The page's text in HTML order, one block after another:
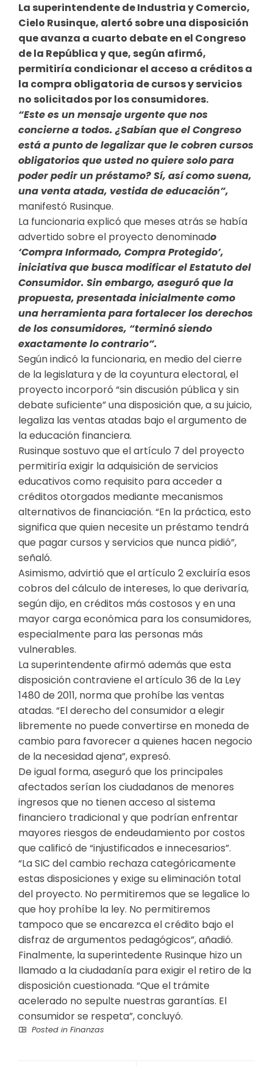
La superintendente de Industria y Comercio,
Cielo Rusinque, alertó sobre una disposición
que avanza a cuarto debate en el Congreso
de la República y que, según afirmó,
permitiría condicionar el acceso a créditos a
la compra obligatoria de cursos y servicios
no solicitados por los consumidores.
“Este es un mensaje urgente que nos
concierne a todos. ¿Sabían que el Congreso
está a punto de legalizar que le cobren cursos
obligatorios que usted no quiere solo para
poder pedir un préstamo? Sí, así como suena,
una venta atada, vestida de educación”,
manifestó Rusinque.
La funcionaria explicó que meses atrás se había
advertido sobre el proyecto denominado
‘Compra Informado, Compra Protegido’,
iniciativa que busca modificar el Estatuto del
Consumidor. Sin embargo, aseguró que la
propuesta, presentada inicialmente como
una herramienta para fortalecer los derechos
de los consumidores, “terminó siendo
exactamente lo contrario”.
Según indicó la funcionaria, en medio del cierre
de la legislatura y de la coyuntura electoral, el
proyecto incorporó “sin discusión pública y sin
debate suficiente” una disposición que, a su juicio,
legaliza las ventas atadas bajo el argumento de
la educación financiera.
Rusinque sostuvo que el artículo 7 del proyecto
permitiría exigir la adquisición de servicios
educativos como requisito para acceder a
créditos otorgados mediante mecanismos
alternativos de financiación. “En la práctica, esto
significa que quien necesite un préstamo tendrá
que pagar cursos y servicios que nunca pidió”,
señaló.
Asimismo, advirtió que el artículo 2 excluiría esos
cobros del cálculo de intereses, lo que derivaría,
según dijo, en créditos más costosos y en una
mayor carga económica para los consumidores,
especialmente para las personas más
vulnerables.
La superintendente afirmó además que esta
disposición contraviene el artículo 36 de la Ley
1480 de 2011, norma que prohíbe las ventas
atadas. “El derecho del consumidor a elegir
libremente no puede convertirse en moneda de
cambio para favorecer a quienes hacen negocio
de la necesidad ajena”, expresó.
De igual forma, aseguró que los principales
afectados serían los ciudadanos de menores
ingresos que no tienen acceso al sistema
financiero tradicional y que podrían enfrentar
mayores riesgos de endeudamiento por costos
que calificó de “injustificados e innecesarios”.
“La SIC del cambio rechaza categóricamente
estas disposiciones y exige su eliminación total
del proyecto. No permitiremos que se legalice lo
que hoy prohíbe la ley. No permitiremos
tampoco que se encarezca el crédito bajo el
disfraz de argumentos pedagógicos”, añadió.
Finalmente, la superintedente Rusinque hizo un
llamado a la ciudadanía para exigir el retiro de la
disposición cuestionada. “Que el trámite
acelerado no sepulte nuestras garantías. El
consumidor se respeta”, concluyó.
Posted in Finanzas